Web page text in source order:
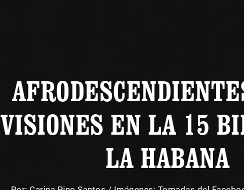
VISIONES EN LA 15
LA HABANA